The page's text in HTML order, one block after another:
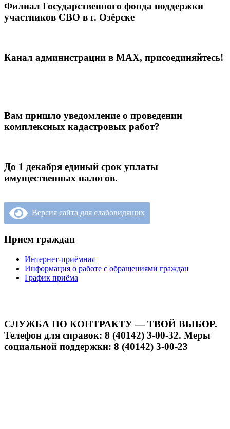
Филиал Государственного фонда поддержки
участников СВО в г. Озёрске
Канал администрации в МАХ, присоединяйтесь!
Вам пришло уведомление о проведении
комплексных кадастровых работ?
До 1 декабря единый срок уплаты
имущественных налогов.
Версия сайта для слабовидящих
Прием граждан
Интернет-приёмная
Информация о работе с обращениями граждан
График приёма
СЛУЖБА ПО КОНТРАКТУ — ТВОЙ ВЫБОР.
Телефон для справок: 8 (40142) 3-00-32. Меры
социальной поддержки: 8 (40142) 3-00-23